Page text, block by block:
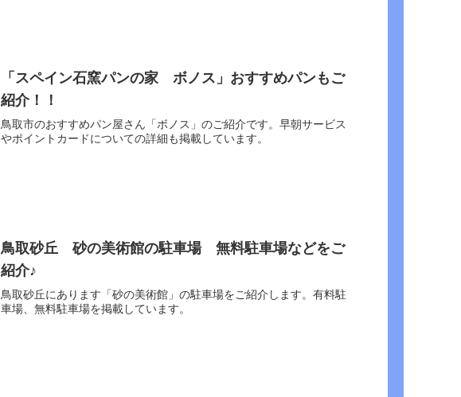
「スペイン石窯パンの家 ボノス」おすすめパンもご
紹介！！
鳥取市のおすすめパン屋さん「ボノス」のご紹介です。早朝サービス
やポイントカードについての詳細も掲載しています。
鳥取砂丘 砂の美術館の駐車場 無料駐車場などをご
紹介♪
鳥取砂丘にあります「砂の美術館」の駐車場をご紹介します。有料駐
車場、無料駐車場を掲載しています。